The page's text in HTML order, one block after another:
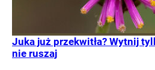
Juka już przekwitła? Wytnij
nie ruszaj